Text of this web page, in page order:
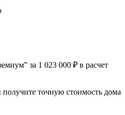
за 1 023 000 ₽ в расчет
точную стоимость дома